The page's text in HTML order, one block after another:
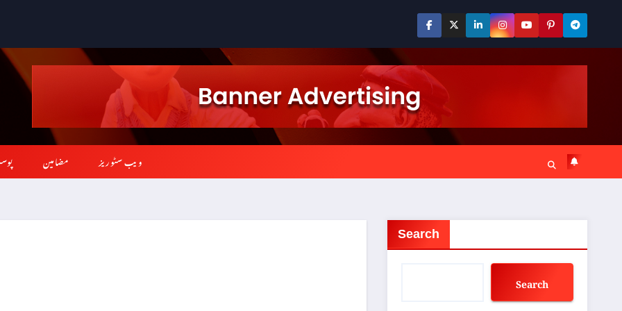
مضامین ویب سٹوریز
Search
Search